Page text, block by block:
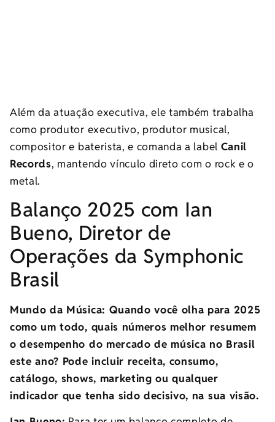
Além da atuação executiva, ele também trabalha
como produtor executivo, produtor musical,
compositor e baterista, e comanda a label Canil
Records, mantendo vínculo direto com o rock e o
metal.
Balanço 2025 com Ian
Bueno, Diretor de
Operações da Symphonic
Brasil
Mundo da Música: Quando você olha para 2025
como um todo, quais números melhor resumem
o desempenho do mercado de música no Brasil
este ano? Pode incluir receita, consumo,
catálogo, shows, marketing ou qualquer
indicador que tenha sido decisivo, na sua visão.